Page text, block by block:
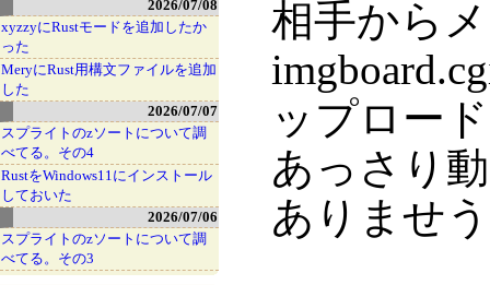
相手から
ップロー
あっさり
ありませ
2026/07/08
xyzzyにRustモードを追加したか
った
MeryにRust用構文ファイルを追加
した
2026/07/07
スプライトのzソートについて調
べてる。その4
RustをWindows11にインストール
しておいた
2026/07/06
スプライトのzソートについて調
べてる。その3